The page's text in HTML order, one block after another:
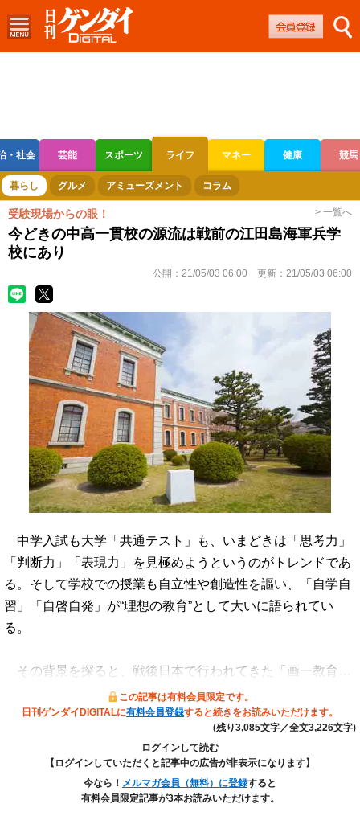
・社会 芸能 スポーツ ライフ マネー 健康 競馬
ボートレース 競輪 オートレース
暮らし グルメ アミューズメント コラム
受験現場からの眼！ > 一覧へ
今どきの中高一貫校の源流は戦前の江田島海軍兵学
校にあり
公開： 21/05/03 06:00 更新： 21/05/03 06:00
中学入試も大学「共通テスト」も、いまどきは「思考力」
「判断力」「表現力」を見極めようというのがトレンドであ
る。そして学校での授業も自立性や創造性を謳い、「自学自
習」「自啓自発」が“理想の教育”として大いに語られてい
る。
その背景を探ると、戦後日本で行われてきた「画一教育…
この記事は有料会員限定です。
日刊ゲンダイDIGITALに有料会員登録すると続きをお読みいただけます。
(残り3,085文字／全文3,226文字)
ログインして読む
【ログインしていただくと記事中の広告が非表示になります】
今なら！ メルマガ会員（無料）に登録すると
有料会員限定記事が3本お読みいただけます。